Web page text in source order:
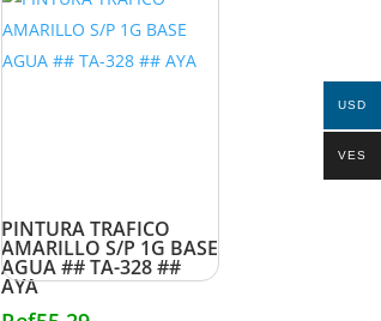
PINTURA TRAFICO
AMARILLO S/P 1G BASE
AGUA ## TA-328 ##
AYA
USD
VES